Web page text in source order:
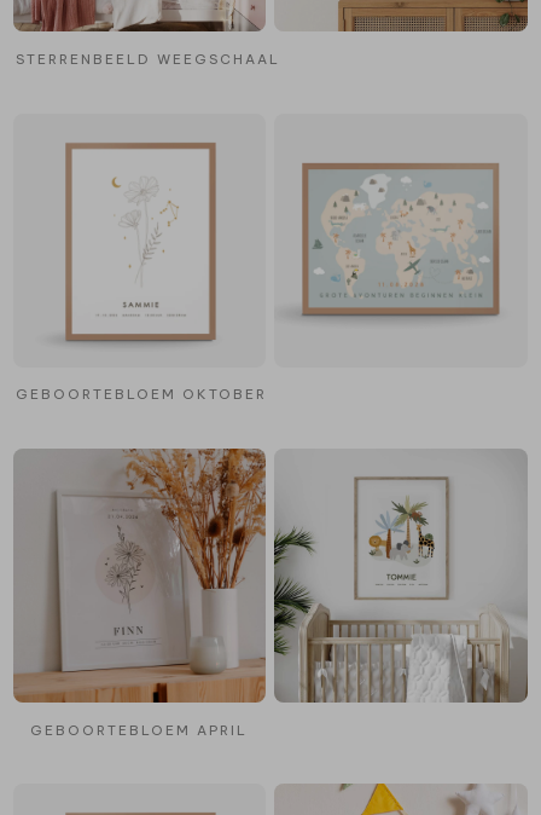
STERRENBEELD WEEGSCHAAL
GEBOORTEBLOEM OKTOBER
GEBOORTEBLOEM APRIL